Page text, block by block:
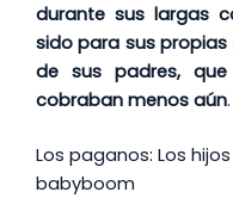
durante sus largas
sido para sus
de sus padres,
cobraban menos aún.
Los paganos: Los
babyboom